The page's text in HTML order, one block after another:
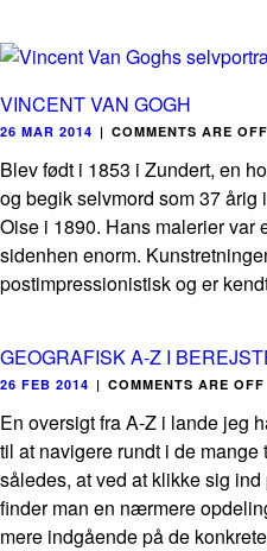
VINCENT VAN GOGH
26 MAR 2014 | COMMENTS ARE OFF
Blev født i 1853 i Zundert, en
og begik selvmord som 37 årig
Oise i 1890. Hans malerier var
sidenhen enorm.
postimpressionistisk og er
GEOGRAFISK A-Z I
26 FEB 2014 | COMMENTS ARE OFF
En oversigt fra A-Z i lande jeg
til at navigere rundt i de
således, at ved at klikke sig
finder man en nærmere
mere indgående på de